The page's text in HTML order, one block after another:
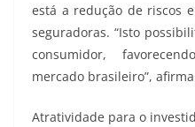
está a redução de riscos
seguradoras. “Isto
consumidor,
mercado brasileiro”,
Atratividade para o